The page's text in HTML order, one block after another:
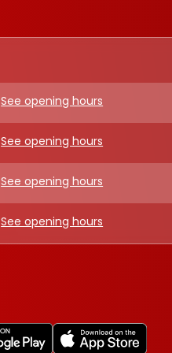
See opening hours
See opening hours
See opening hours
See opening hours